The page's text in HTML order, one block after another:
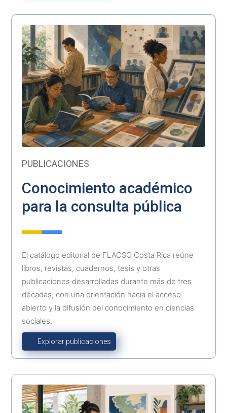
PUBLICACIONES
Conocimiento académico
para la consulta pública
El catálogo editorial de FLACSO Costa Rica reúne
libros, revistas, cuadernos, tesis y otras
publicaciones desarrolladas durante más de tres
décadas, con una orientación hacia el acceso
abierto y la difusión del conocimiento en ciencias
sociales.
Explorar publicaciones